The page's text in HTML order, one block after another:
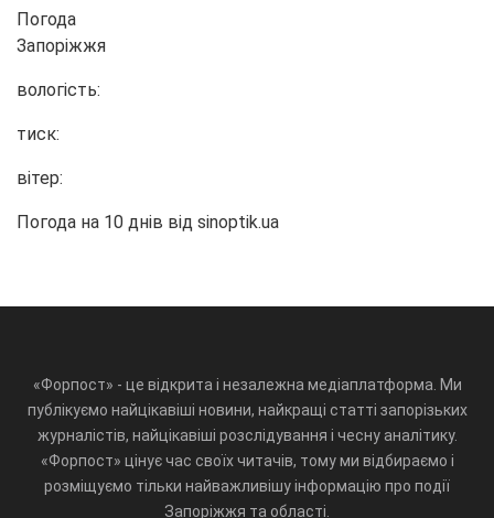
Погода
Запоріжжя
вологість:
тиск:
вітер:
Погода на 10 днів від sinoptik.ua
«Форпост» - це відкрита і незалежна медіаплатформа. Ми
публікуємо найцікавіші новини, найкращі статті запорізьких
журналістів, найцікавіші розслідування і чесну аналітику.
«Форпост» цінує час своїх читачів, тому ми відбираємо і
розміщуємо тільки найважливішу інформацію про події
Запоріжжя та області.